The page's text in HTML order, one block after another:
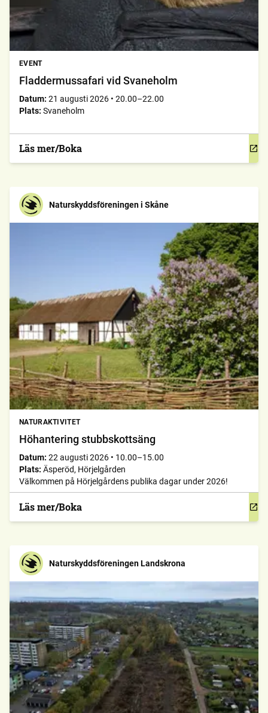
EVENT
Fladdermussafari vid Svaneholm
Datum: 21 augusti 2026 • 20.00–22.00
Plats: Svaneholm
Läs mer/Boka
Naturskyddsföreningen i Skåne
NATURAKTIVITET
Höhantering stubbskottsäng
Datum: 22 augusti 2026 • 10.00–15.00
Plats: Äsperöd, Hörjelgården
Välkommen på Hörjelgårdens publika dagar under 2026!
Läs mer/Boka
Naturskyddsföreningen Landskrona